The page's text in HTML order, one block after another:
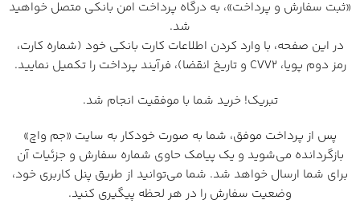
«ثبت سفارش و پرداخت»، به درگاه پرداخت امن بانکی متصل خواهید
شد.
در این صفحه، با وارد کردن اطلاعات کارت بانکی خود (شماره کارت،
رمز دوم پویا، CVV2 و تاریخ انقضا)، فرآیند پرداخت را تکمیل نمایید.
تبریک! خرید شما با موفقیت انجام شد.
پس از پرداخت موفق، شما به صورت خودکار به سایت «جم واچ»
بازگردانده می‌شوید و یک پیامک حاوی شماره سفارش و جزئیات آن
برای شما ارسال خواهد شد. شما می‌توانید از طریق پنل کاربری خود،
وضعیت سفارش را در هر لحظه پیگیری کنید.